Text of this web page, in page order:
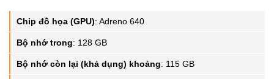
Chip đồ họa (GPU): Adreno 640
Bộ nhớ trong: 128 GB
Bộ nhớ còn lại (khả dụng) khoảng: 115 GB